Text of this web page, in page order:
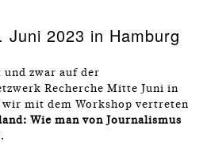
Juni 2023 in Hamburg
zwar auf der
Recherche Mitte Juni in
mit dem Workshop vertreten
Wie man von Journalismus
.